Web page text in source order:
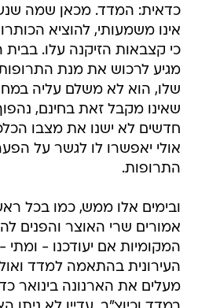
כדאית: המדד. מכאן שמה
אינו משמעותי, להוציא
כי קצבאות הזיקנה עלו.
מגיע לרכוש את מנת
שלו, הוא לא משלם עליה
חדשים לא ישנו את מצבו
אולי יאפשרו לו לגשר על
התרופות.
ובימים אלו ממש, כמו בכל
אמורים שרי האוצר והפנים
המקומיות אם יעודכנו - ומתי
העירונית בהתאמה למדד
מעלים את הארנונה בינואר